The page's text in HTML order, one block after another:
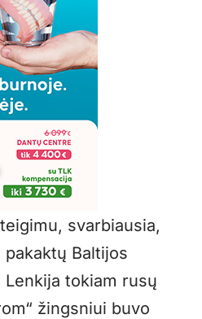
svarbiausia,
Baltijos
tokiam rusų
žingsniui buvo